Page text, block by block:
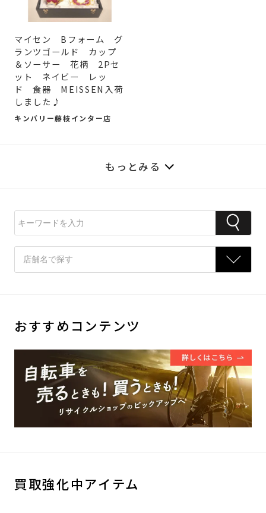
マイセン Bフォーム グ
ランツゴールド カップ
＆ソーサー 花柄 2Pセ
ット ネイビー レッ
ド 食器 MEISSEN入荷
しました♪
キンバリー藤枝インター店
もっとみる
おすすめコンテンツ
買取強化中アイテム